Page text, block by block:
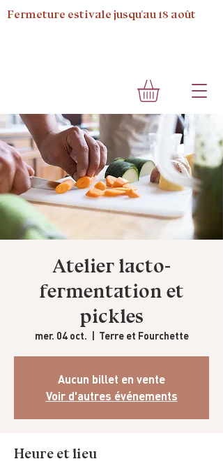
Fermeture estivale jusqu'au 18 août
Atelier lacto-
fermentation et
pickles
mer. 04 oct. Terre et Fourchette
Aucun billet en vente
Voir d'autres événements
Heure et lieu